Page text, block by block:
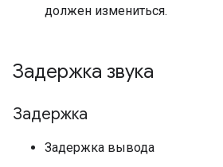
должен измениться.
Задержка звука
Задержка
Задержка вывода